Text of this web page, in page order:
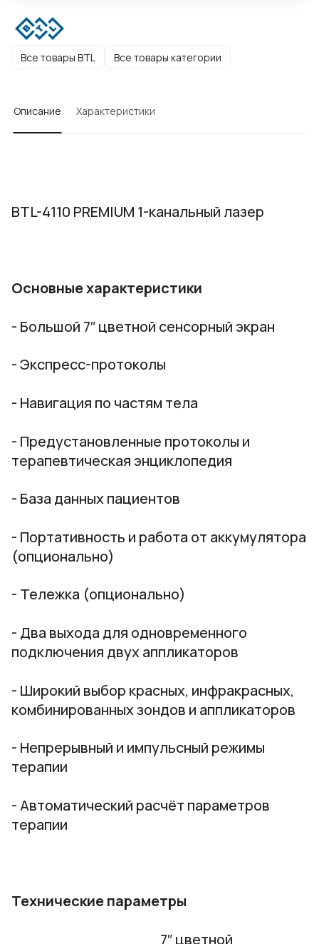
Все товары BTL Все товары категории
Описание Характеристики
BTL-4110 PREMIUM 1-канальный лазер
Основные характеристики
- Большой 7″ цветной сенсорный экран
- Экспресс-протоколы
- Навигация по частям тела
- Предустановленные протоколы и
терапевтическая энциклопедия
- База данных пациентов
- Портативность и работа от аккумулятора
(опционально)
- Тележка (опционально)
- Два выхода для одновременного
подключения двух аппликаторов
- Широкий выбор красных, инфракрасных,
комбинированных зондов и аппликаторов
- Непрерывный и импульсный режимы
терапии
- Автоматический расчёт параметров
терапии
Технические параметры
7″ цветной